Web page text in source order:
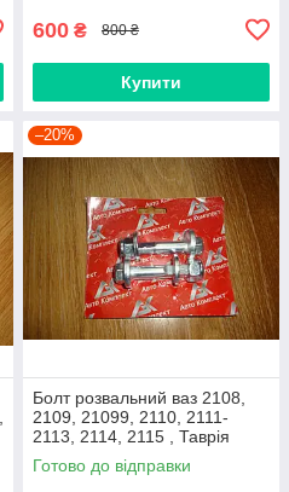
600 ₴ 800 ₴
Купити
–20%
Болт розвальний ваз 2108,
2109, 21099, 2110, 2111-
2113, 2114, 2115 , Таврія
М12х60, стойки передньої
(Авто Комплект)
Готово до відправки